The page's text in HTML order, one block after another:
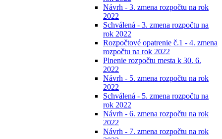
Návrh - 3. zmena rozpočtu na rok
2022
Schválená - 3. zmena rozpočtu na
rok 2022
Rozpočtové opatrenie č.1 - 4. zmena
rozpočtu na rok 2022
Plnenie rozpočtu mesta k 30. 6.
2022
Návrh - 5. zmena rozpočtu na rok
2022
Schválená - 5. zmena rozpočtu na
rok 2022
Návrh - 6. zmena rozpočtu na rok
2022
Návrh - 7. zmena rozpočtu na rok